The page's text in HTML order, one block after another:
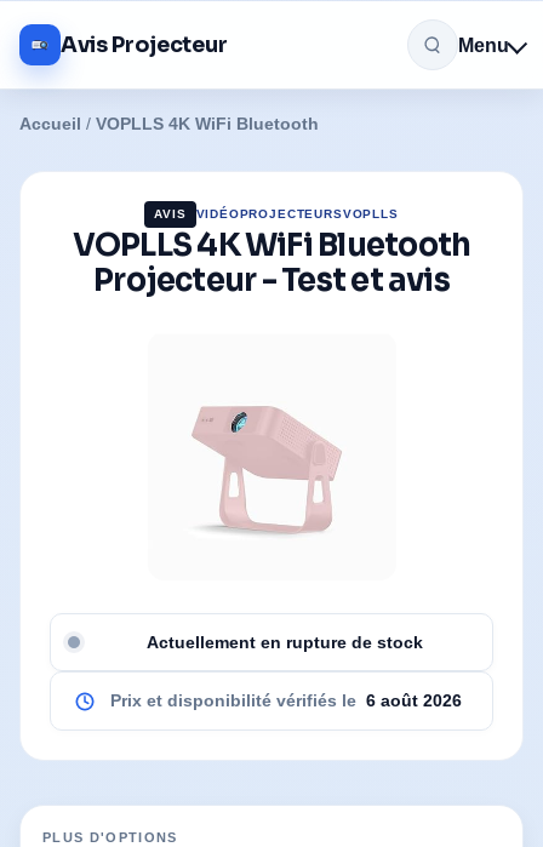
Avis Projecteur Menu
Accueil / VOPLLS 4K WiFi Bluetooth
AVIS VIDÉOPROJECTEURSVOPLLS
VOPLLS 4K WiFi Bluetooth
Projecteur - Test et avis
Actuellement en rupture de stock
Prix et disponibilité vérifiés le 6 août 2026
PLUS D'OPTIONS